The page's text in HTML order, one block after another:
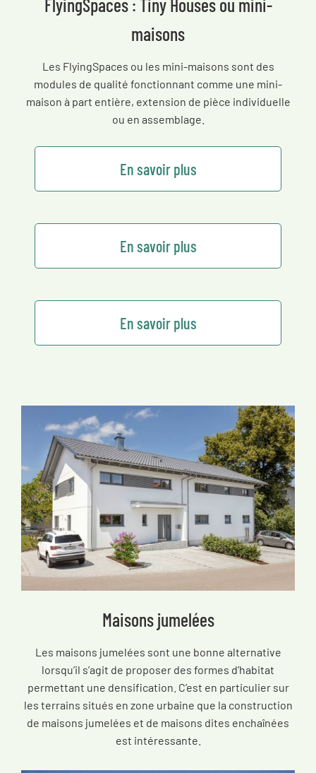
FlyingSpaces : Tiny Houses ou mini-
maisons
Les FlyingSpaces ou les mini-maisons sont des
modules de qualité fonctionnant comme une mini-
maison à part entière, extension de pièce individuelle
ou en assemblage.
En savoir plus
En savoir plus
En savoir plus
Maisons jumelées
Les maisons jumelées sont une bonne alternative
lorsqu’il s’agit de proposer des formes d’habitat
permettant une densification. C’est en particulier sur
les terrains situés en zone urbaine que la construction
de maisons jumelées et de maisons dites enchaînées
est intéressante.